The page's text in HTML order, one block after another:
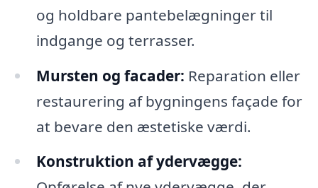
og holdbare pantebelægninger til
indgange og terrasser.
Mursten og facader: Reparation eller
restaurering af bygningens façade for
at bevare den æstetiske værdi.
Konstruktion af ydervægge: